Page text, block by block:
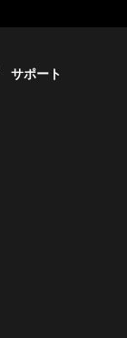
サポート